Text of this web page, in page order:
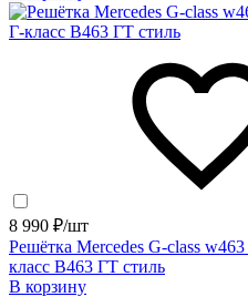
8 990 ₽/шт
Решётка Mercedes G-class
класс В463 ГТ стиль
В корзину